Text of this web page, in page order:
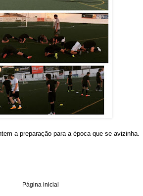
a preparação para a época que se avizinha.
Página inicial